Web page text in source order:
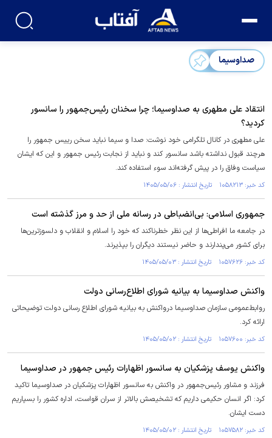
صداوسیما
انتقاد علی مطهری به صداوسیما؛ چرا سخنان رئیس‌جمهور را سانسور
کردید؟
علی مطهری در کانال تلگرامی خود نوشت: صدا و سیما نباید سخن رییس جمهور را
هرچند قبول نداشته باشد سانسور کند و نباید از نجابت رئیس جمهور و این که ایشان
سیاست وفاق را در پیش گرفته‌اند سوء استفاده کند.
کد خبر: ۱۰۵۸۲۱۳ تاریخ انتشار : ۱۴۰۵/۰۵/۰۶
جمهوری اسلامی: بی‌انضباطی در رسانه ملی از حد و مرز گذشته است
در جامعه ما افراطی‌ها از این نظر خطرناکند که خود را اسلام و انقلاب و دلسوزترین‌ها
برای کشور می‌پندارند و حاضر نیستند دیگران را بپذیرند.
کد خبر: ۱۰۵۷۶۲۶ تاریخ انتشار : ۱۴۰۵/۰۵/۰۳
واکنش صداوسیما به بیانیه شورای اطلاع‌رسانی دولت
روابط‌عمومی سازمان صداوسیما درواکنش به بیانیه شورای اطلاع رسانی دولت توضیحاتی
ارائه کرد.
کد خبر: ۱۰۵۷۶۰۰ تاریخ انتشار : ۱۴۰۵/۰۵/۰۲
واکنش یوسف پزشکیان به سانسور اظهارات رئیس جمهور در صداوسیما
فرزند و مشاور رئیس‌جمهور در واکنش به سانسور اظهارات پزشکیان در صداوسیما تاکید
کرد: اگر انسان حکیمی داریم که تشخیصش بالاتر از سران قواست، اداره کشور را بسپاریم
دست ایشان.
کد خبر: ۱۰۵۷۵۸۲ تاریخ انتشار : ۱۴۰۵/۰۵/۰۲